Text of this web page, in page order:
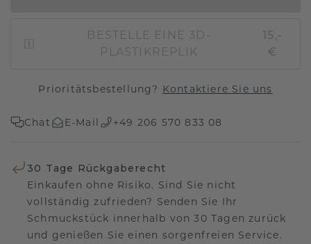
BESTELLE EINE 3D-
PLASTIKREPLIK
15,-
€
Prioritätsbestellung? Kontaktiere Sie uns
Chat E-Mail +49 206 570 833 08
30 Tage Rückgaberecht
Einkaufen ohne Risiko. Sind Sie nicht
vollständig zufrieden? Senden Sie Ihr
Schmuckstück innerhalb von 30 Tagen zurück
und genießen Sie einen sorgenfreien Service.